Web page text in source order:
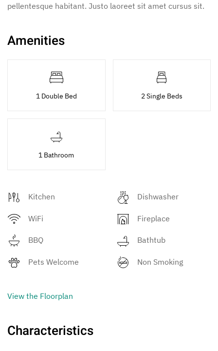
pellentesque habitant. Justo laoreet sit amet cursus sit.
Amenities
1 Double Bed 2 Single Beds
1 Bathroom
Kitchen Dishwasher
WiFi Fireplace
BBQ Bathtub
Pets Welcome Non Smoking
View the Floorplan
Characteristics